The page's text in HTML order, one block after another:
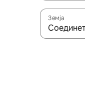
Земја